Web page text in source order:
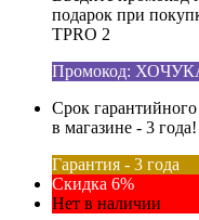
подарок при
TPRO 2
Промокод:
Срок
в магазине - 3 года!
Гарантия - 3 года
Скидка 6%
Нет в наличии